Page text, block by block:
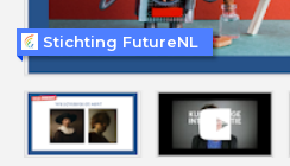
Stichting FutureNL